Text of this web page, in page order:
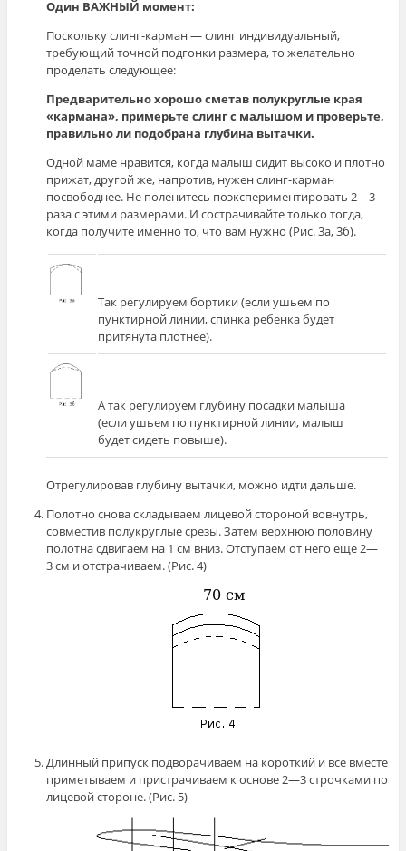
Один ВАЖНЫЙ момент:
Поскольку слинг-карман — слинг индивидуальный,
требующий точной подгонки размера, то желательно
проделать следующее:
Предварительно хорошо сметав полукруглые края
«кармана», примерьте слинг с малышом и проверьте,
правильно ли подобрана глубина вытачки.
Одной маме нравится, когда малыш сидит высоко и плотно
прижат, другой же, напротив, нужен слинг-карман
посвободнее. Не поленитесь поэкспериментировать 2—3
раза с этими размерами. И сострачивайте только тогда,
когда получите именно то, что вам нужно (Рис. 3а, 3б).
Так регулируем бортики (если ушьем по
пунктирной линии, спинка ребенка будет
притянута плотнее).
А так регулируем глубину посадки малыша
(если ушьем по пунктирной линии, малыш
будет сидеть повыше).
Отрегулировав глубину вытачки, можно идти дальше.
Полотно снова складываем лицевой стороной вовнутрь,
совместив полукруглые срезы. Затем верхнюю половину
полотна сдвигаем на 1 см вниз. Отступаем от него еще 2—
3 см и отстрачиваем. (Рис. 4)
Длинный припуск подворачиваем на короткий и всё вместе
приметываем и пристрачиваем к основе 2—3 строчками по
лицевой стороне. (Рис. 5)